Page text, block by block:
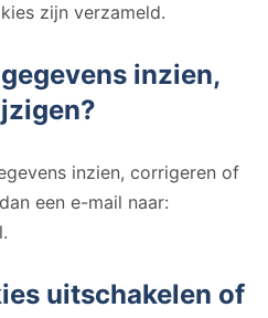
zijn verzameld.
inzien,
inzien, corrigeren of
een e-mail naar:
uitschakelen of